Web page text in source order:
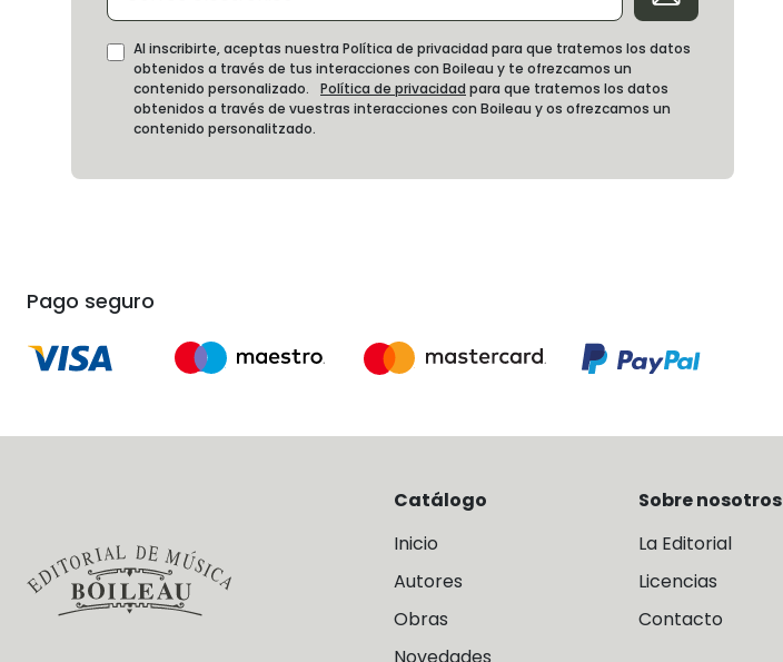
Al inscribirte, aceptas nuestra Política de privacidad para que tratemos los datos
obtenidos a través de tus interacciones con Boileau y te ofrezcamos un
contenido personalizado. Política de privacidad para que tratemos los datos
obtenidos a través de vuestras interacciones con Boileau y os ofrezcamos un
contenido personalitzado.
Pago seguro
Catálogo
Inicio
Autores
Obras
Sobre nosotros
La Editorial
Licencias
Contacto